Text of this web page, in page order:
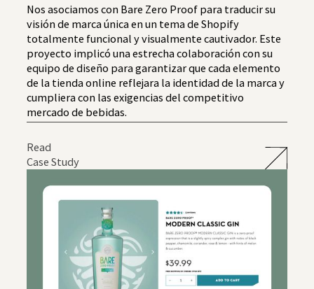
Nos asociamos con Bare Zero Proof para traducir su
visión de marca única en un tema de Shopify
totalmente funcional y visualmente cautivador. Este
proyecto implicó una estrecha colaboración con su
equipo de diseño para garantizar que cada elemento
de la tienda online reflejara la identidad de la marca y
cumpliera con las exigencias del competitivo
mercado de bebidas.
Read
Case Study